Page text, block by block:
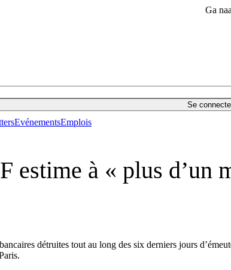
Ga
Se
EvénementsEmplois
estime à « plus d’un
détruites tout au long des six derniers jours